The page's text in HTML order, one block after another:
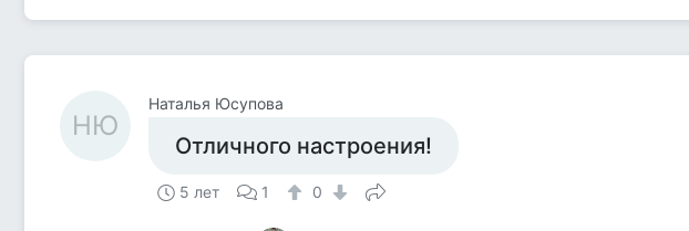
НЮ
Наталья Юсупова
Отличного настроения!
5 лет 1 0